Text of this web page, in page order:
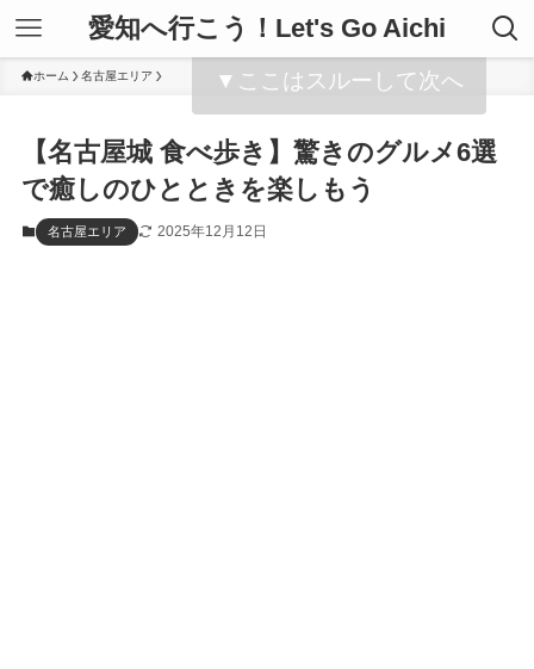
愛知へ行こう！Let's Go Aichi
ホーム 名古屋エリア
【名古屋城 食べ歩き】驚きのグルメ6選
で癒しのひとときを楽しもう
名古屋エリア 2025年12月12日
▼ここはスルーして次へ